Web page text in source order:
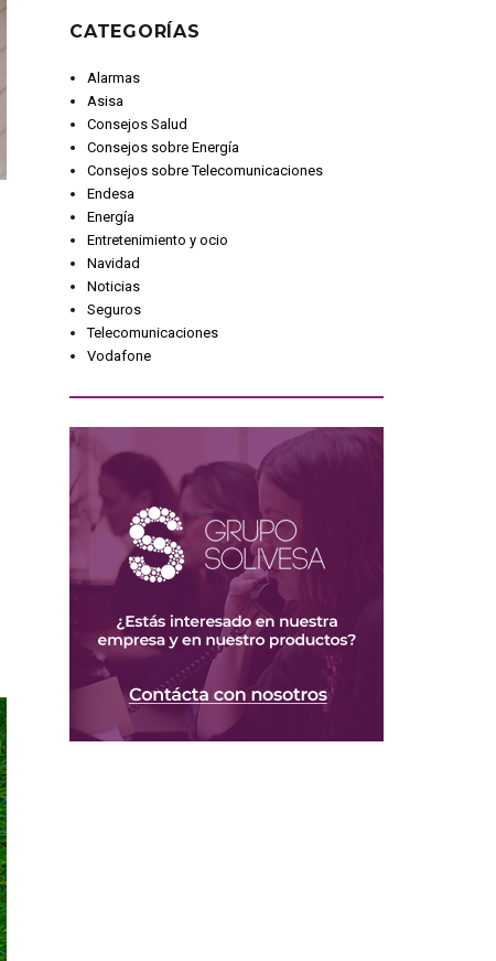
CATEGORÍAS
Alarmas
Asisa
Consejos Salud
Consejos sobre Energía
Consejos sobre Telecomunicaciones
Endesa
Energía
Entretenimiento y ocio
Navidad
Noticias
Seguros
Telecomunicaciones
Vodafone